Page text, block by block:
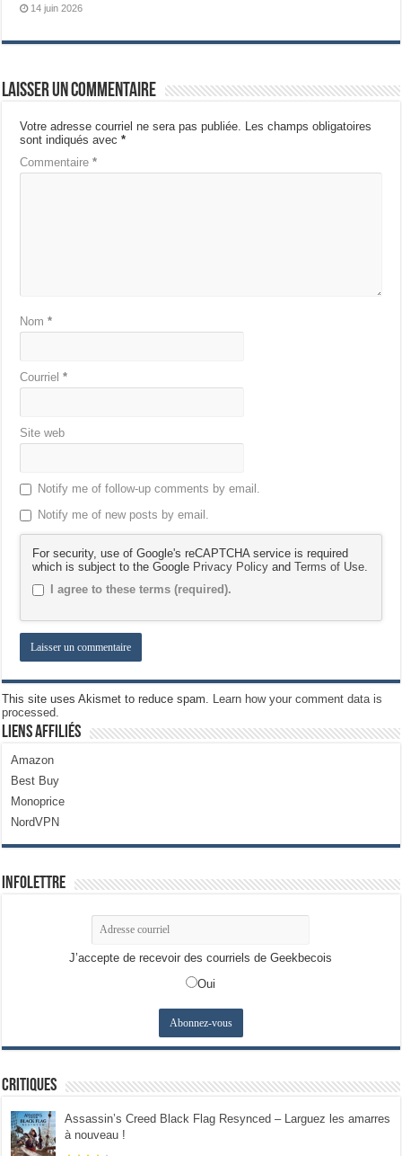
14 juin 2026
Laisser un commentaire
Votre adresse courriel ne sera pas publiée.
Les champs obligatoires
sont indiqués avec*
Commentaire*
Nom*
Courriel*
Site web
Notify me of follow-up comments by email.
Notify me of new posts by email.
For security, use of Google's reCAPTCHA service is required
which is subject to the Google Privacy Policy andTerms of Use
I agree to these terms (required).
This site uses Akismet to reduce spam.
Learn how your comment data is
processed.
Liens Affiliés
Amazon
Best Buy
Monoprice
NordVPN
Infolettre
J’accepte de recevoir des courriels de Geekbecois
Oui
Critiques
Assassin’s Creed Black Flag Resynced – Larguez les amarres
à nouveau !